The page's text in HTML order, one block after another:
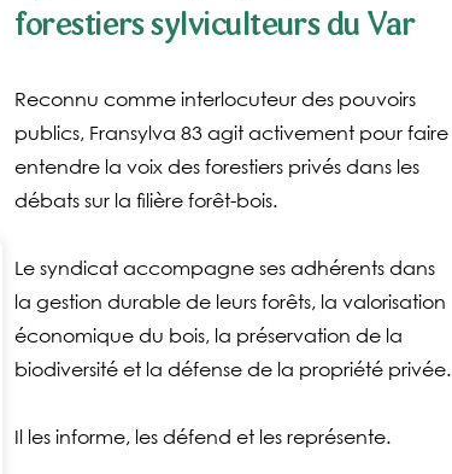
forestiers sylviculteurs du Var
Reconnu comme interlocuteur des pouvoirs
publics, Fransylva 83 agit activement pour faire
entendre la voix des forestiers privés dans les
débats sur la filière forêt-bois.
Le syndicat accompagne ses adhérents dans
la gestion durable de leurs forêts, la valorisation
économique du bois, la préservation de la
biodiversité et la défense de la propriété privée.
Il les informe, les défend et les représente.